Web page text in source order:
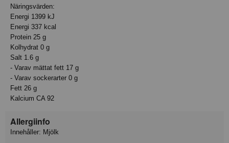
Näringsvärden:
Energi 1399 kJ
Energi 337 kcal
Protein 25 g
Kolhydrat 0 g
Salt 1.6 g
- Varav mättat fett 17 g
- Varav sockerarter 0 g
Fett 26 g
Kalcium CA 92
Allergiinfo
Innehåller: Mjölk